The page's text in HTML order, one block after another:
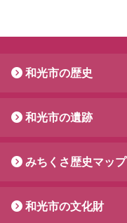
和光市の歴史
和光市の遺跡
みちくさ歴史マップ
和光市の文化財